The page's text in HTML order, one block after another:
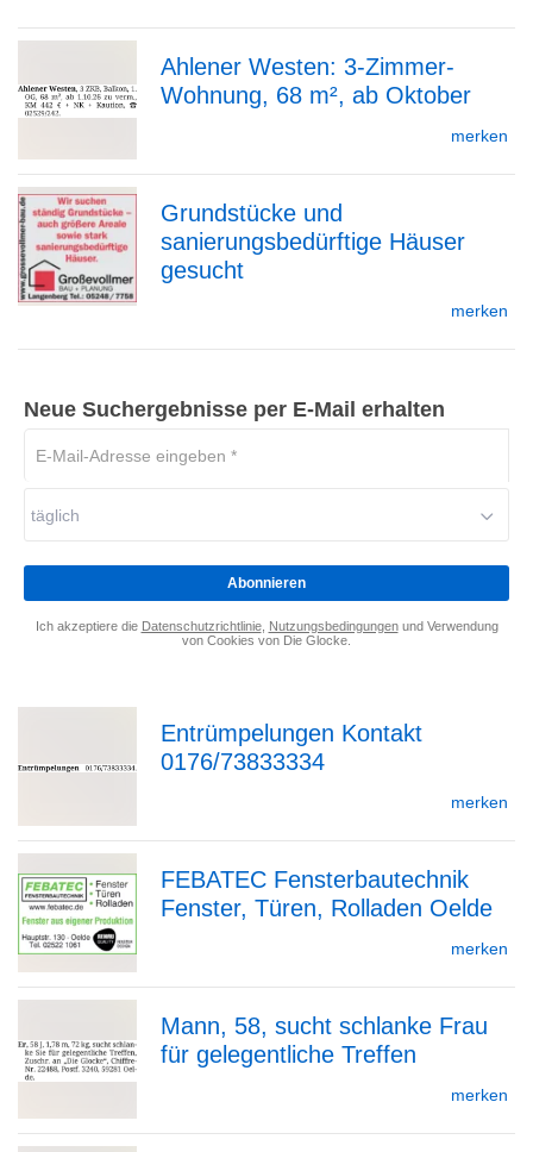
zur
Detailseite
Ahlener Westen: 3-Zimmer-
Wohnung, 68 m², ab Oktober
merken
Grundstücke und
sanierungsbedürftige Häuser
gesucht
merken
Neue Suchergebnisse per E-Mail erhalten
Adresse
*
täglich
Abonnieren
Ich akzeptiere die Datenschutzrichtlinie, Nutzungsbedingungenund Verwendung
von Cookies von Die Glocke.
zur
Detailseite
Entrümpelungen Kontakt
0176/73833334
merken
Detailseite
FEBATEC Fensterbautechnik
Fenster, Türen, Rolladen Oelde
merken
zur
Mann, 58, sucht schlanke Frau
für gelegentliche Treffen
merken